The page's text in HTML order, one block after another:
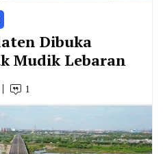
Dibuka
Mudik Lebaran
1